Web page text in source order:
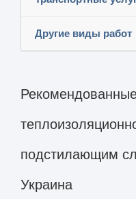
Другие виды работ
подстилающим
Украина